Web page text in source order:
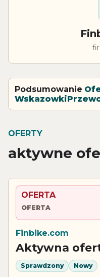
Podsumowanie
Wskazowki
OFERTY
aktywne
OFERTA
OFERTA
Finbike.com
Aktywna
Sprawdzony Nowy